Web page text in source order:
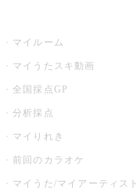
マイルーム
マイうたスキ動画
全国採点GP
分析採点
マイりれき
前回のカラオケ
マイうた/マイアーティスト